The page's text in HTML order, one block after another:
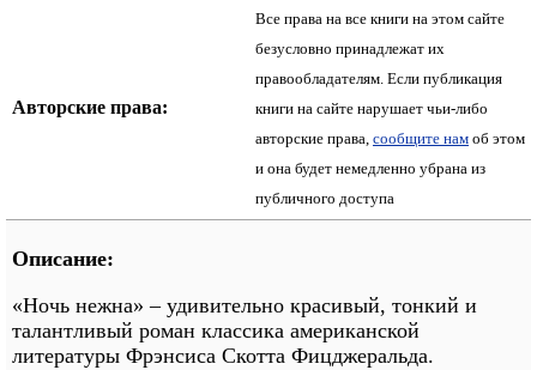
Авторские права:
Все права на все книги на этом сайте
безусловно принадлежат их
правообладателям. Если публикация
книги на сайте нарушает чьи-либо
авторские права, сообщите нам об этом
и она будет немедленно убрана из
публичного доступа
Описание:
«Ночь нежна» – удивительно красивый, тонкий и
талантливый роман классика американской
литературы Фрэнсиса Скотта Фицджеральда.